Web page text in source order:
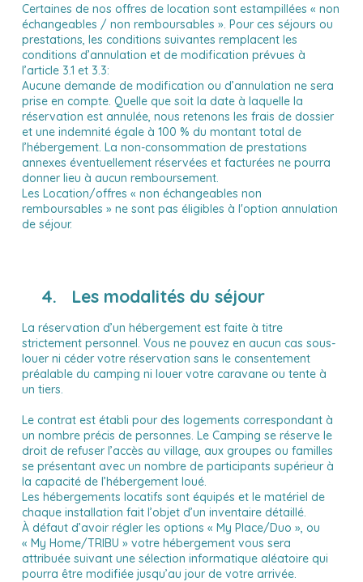
Certaines de nos offres de location sont estampillées « non
échangeables / non remboursables ». Pour ces séjours ou
prestations, les conditions suivantes remplacent les
conditions d’annulation et de modification prévues à
l’article 3.1 et 3.3:
Aucune demande de modification ou d’annulation ne sera
prise en compte. Quelle que soit la date à laquelle la
réservation est annulée, nous retenons les frais de dossier
et une indemnité égale à 100 % du montant total de
l’hébergement. La non-consommation de prestations
annexes éventuellement réservées et facturées ne pourra
donner lieu à aucun remboursement.
Les Location/offres « non échangeables non
remboursables » ne sont pas éligibles à l'option annulation
de séjour.
4. Les modalités du séjour
La réservation d’un hébergement est faite à titre
strictement personnel. Vous ne pouvez en aucun cas sous-
louer ni céder votre réservation sans le consentement
préalable du camping ni louer votre caravane ou tente à
un tiers.
Le contrat est établi pour des logements correspondant à
un nombre précis de personnes. Le Camping se réserve le
droit de refuser l’accès au village, aux groupes ou familles
se présentant avec un nombre de participants supérieur à
la capacité de l’hébergement loué.
Les hébergements locatifs sont équipés et le matériel de
chaque installation fait l’objet d’un inventaire détaillé.
À défaut d’avoir régler les options « My Place/Duo », ou
« My Home/TRIBU » votre hébergement vous sera
attribuée suivant une sélection informatique aléatoire qui
pourra être modifiée jusqu’au jour de votre arrivée.